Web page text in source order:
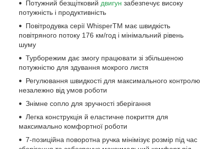
Потужний безщітковий двигун забезпечує високу
потужність і продуктивність
Повітродувка серії WhisperTM має швидкість
повітряного потоку 176 км/год і мінімальний рівень
шуму
Турборежим дає змогу працювати зі збільшеною
потужністю для здування мокрого листя
Регулювання швидкості для максимального контролю
незалежно від умов роботи
Знімне сопло для зручності зберігання
Легка конструкція й еластичне покриття для
максимально комфортної роботи
7-позиційна поворотна ручка мінімізує розмір під час